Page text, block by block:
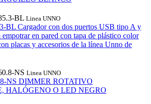
BL Linea UNNO
BL Cargador con dos puertos USB tipo A y
en pared con tapa de plástico color
placas y accesorios de la línea Unno de
NS Linea UNNO
NS DIMMER ROTATIVO
HALÓGENO O LED NEGRO